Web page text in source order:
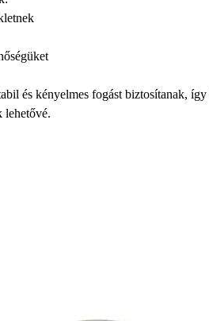
és kényelmes fogást biztosítanak, így
lehetővé.